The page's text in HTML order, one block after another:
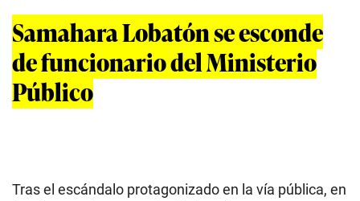
Samahara Lobatón se esconde
de funcionario del Ministerio
Público
Tras el escándalo protagonizado en la vía pública, en